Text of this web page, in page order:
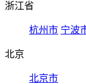
浙江省
杭州市 宁波
北京
北京市